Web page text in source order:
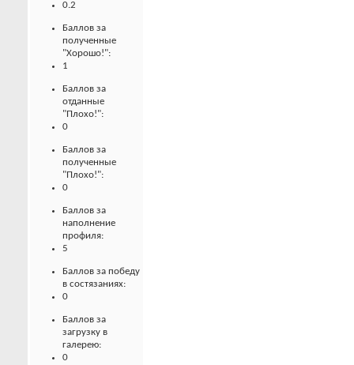
0.2
Баллов за
полученные
"Хорошо!":
1
Баллов за
отданные
"Плохо!":
0
Баллов за
полученные
"Плохо!":
0
Баллов за
наполнение
профиля:
5
Баллов за победу
в состязаниях:
0
Баллов за
загрузку в
галерею:
0